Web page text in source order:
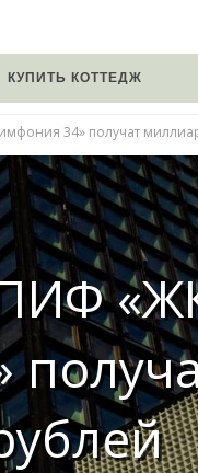
КУПИТЬ КОТТЕДЖ
34» получат